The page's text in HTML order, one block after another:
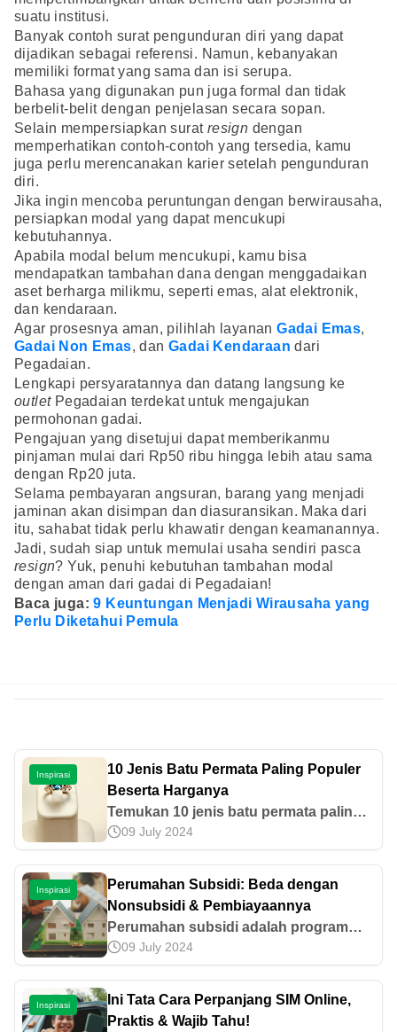
suatu institusi.
Banyak contoh surat pengunduran diri yang dapat
dijadikan sebagai referensi. Namun, kebanyakan
memiliki format yang sama dan isi serupa.
Bahasa yang digunakan pun juga formal dan tidak
berbelit-belit dengan penjelasan secara sopan.
Selain mempersiapkan surat resign dengan
memperhatikan contoh-contoh yang tersedia, kamu
juga perlu merencanakan karier setelah pengunduran
diri.
Jika ingin mencoba peruntungan dengan berwirausaha,
persiapkan modal yang dapat mencukupi
kebutuhannya.
Apabila modal belum mencukupi, kamu bisa
mendapatkan tambahan dana dengan menggadaikan
aset berharga milikmu, seperti emas, alat elektronik,
dan kendaraan.
Agar prosesnya aman, pilihlah layananGadai Emas,
Gadai Non Emas, danGadai Kendaraan dari
Pegadaian.
Lengkapi persyaratannya dan datang langsung ke
outletPegadaian terdekat untuk mengajukan
permohonan gadai.
Pengajuan yang disetujui dapat memberikanmu
pinjaman mulai dari Rp50 ribu hingga lebih atau sama
dengan Rp20 juta.
Selama pembayaran angsuran, barang yang menjadi
jaminan akan disimpan dan diasuransikan. Maka dari
itu, sahabat tidak perlu khawatir dengan keamanannya.
Jadi, sudah siap untuk memulai usaha sendiri pasca
resign? Yuk, penuhi kebutuhan tambahan modal
dengan aman dari gadai di Pegadaian!
Baca juga:9 Keuntungan Menjadi Wirausaha yang
Perlu Diketahui Pemula
Inspirasi
10 Jenis Batu Permata Paling Populer
Beserta Harganya
Temukan 10 jenis batu permata paling
populer di dunia. Jelajahi keunikan
berharga dari berlian, zamrud, safir, dan
Zamrud, lengkap di sini.
09 July 2024
Inspirasi
Perumahan Subsidi: Beda dengan
Nonsubsidi & Pembiayaannya
Perumahan subsidi adalah program
pemerintah untuk membantu
masyarakat mendapatkan hunian
dengan harga terjangkau. Simak
selengkapnya di sini!
09 July 2024
Inspirasi
Ini Tata Cara Perpanjang SIM Online,
Praktis & Wajib Tahu!